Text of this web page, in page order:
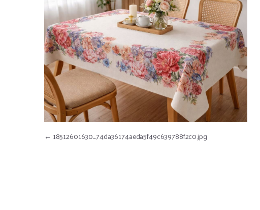
Nawigacja wpisu
← 18512601630_74da36174aeda5f49c639788f2c0.jpg